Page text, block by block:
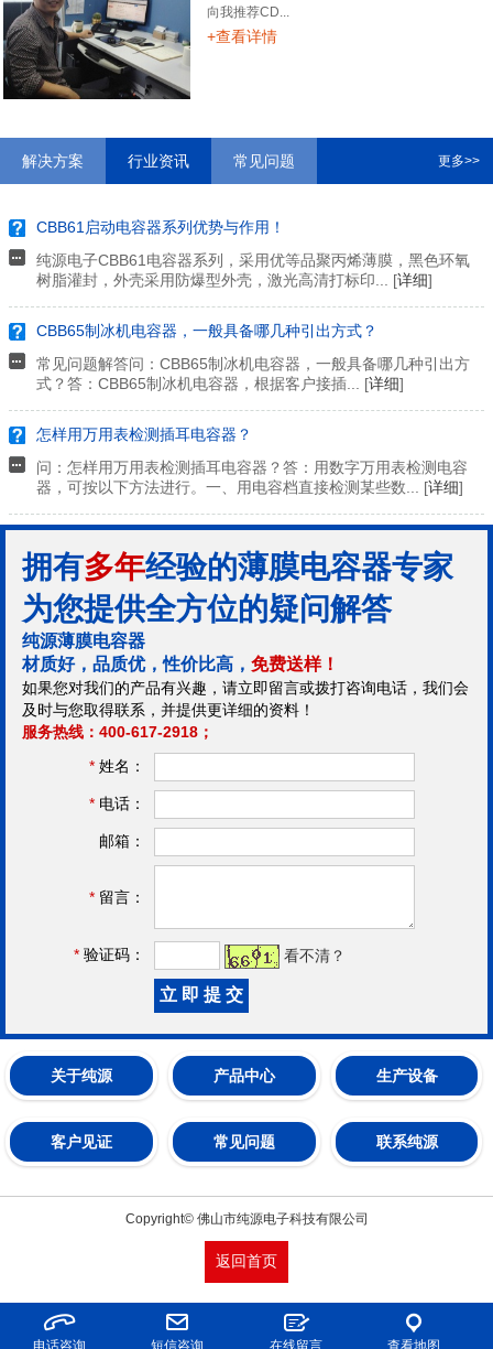
向我推荐CD...
+查看详情
解决方案 行业资讯 常见问题 更多>>
CBB61启动电容器系列优势与作用！
纯源电子CBB61电容器系列，采用优等品聚丙烯薄膜，黑色环氧
树脂灌封，外壳采用防爆型外壳，激光高清打标印... [详细]
CBB65制冰机电容器，一般具备哪几种引出方式？
常见问题解答问：CBB65制冰机电容器，一般具备哪几种引出方
式？答：CBB65制冰机电容器，根据客户接插... [详细]
怎样用万用表检测插耳电容器？
问：怎样用万用表检测插耳电容器？答：用数字万用表检测电容
器，可按以下方法进行。一、用电容档直接检测某些数... [详细]
拥有多年经验的薄膜电容器专家
为您提供全方位的疑问解答
纯源薄膜电容器
材质好，品质优，性价比高， 免费送样！
如果您对我们的产品有兴趣，请立即留言或拨打咨询电话，我们会
及时与您取得联系，并提供更详细的资料！
服务热线：400-617-2918；
* 姓名：
* 电话：
邮箱：
* 留言：
* 验证码： 看不清？
关于纯源 产品中心 生产设备
客户见证 常见问题 联系纯源
Copyright© 佛山市纯源电子科技有限公司
返回首页
电话咨询 短信咨询 在线留言 查看地图